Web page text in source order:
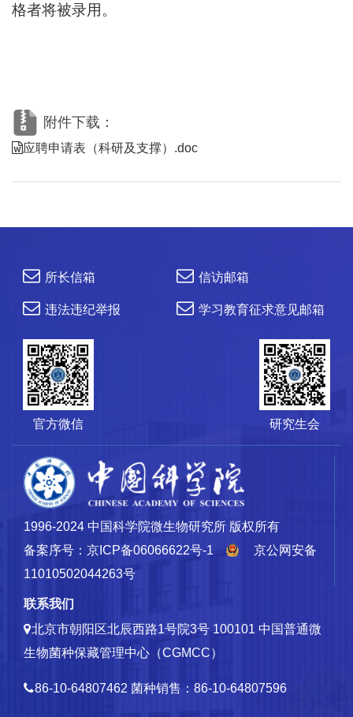
格者将被录用。
附件下载：
应聘申请表（科研及支撑）.doc
所长信箱 信访邮箱
违法违纪举报 学习教育征求意见邮箱
官方微信 研究生会
1996-2024 中国科学院微生物研究所 版权所有
备案序号：京ICP备06066622号-1
京公网安备
11010502044263号
联系我们
北京市朝阳区北辰西路1号院3号 100101 中国普通微
生物菌种保藏管理中心（CGMCC）
86-10-64807462 菌种销售：86-10-64807596